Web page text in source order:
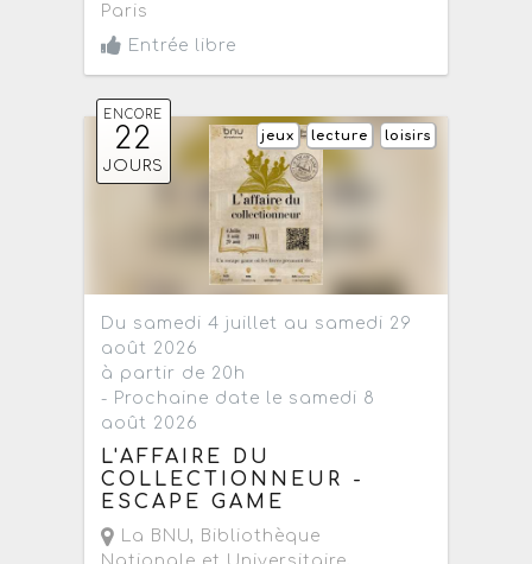
Paris
Entrée libre
ENCORE
22
JOURS
loisirs
lecture
jeux
Du samedi 4 juillet au samedi 29
août 2026
à partir de 20h
- Prochaine date le samedi 8
août 2026
L'AFFAIRE DU
COLLECTIONNEUR -
ESCAPE GAME
La BNU, Bibliothèque